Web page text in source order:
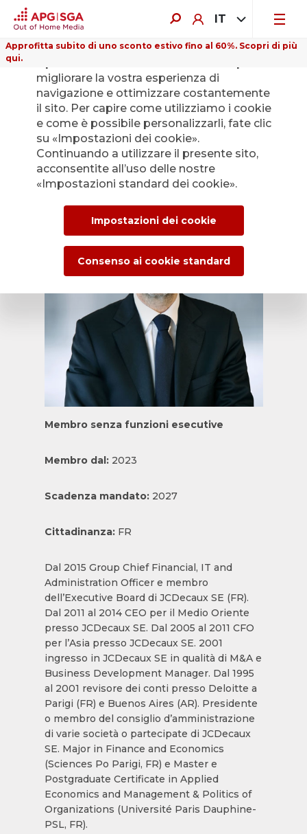
IT
Approfitta subito di uno sconto estivo fino al 60%. Scopri di più
qui.
David Bourg (1969)
Membro senza funzioni esecutive
Membro dal: 2023
Scadenza mandato: 2027
Cittadinanza: FR
Dal 2015 Group Chief Financial, IT and
Administration Officer e membro
dell’Executive Board di JCDecaux SE (FR).
Dal 2011 al 2014 CEO per il Medio Oriente
presso JCDecaux SE. Dal 2005 al 2011 CFO
per l’Asia presso JCDecaux SE. 2001
ingresso in JCDecaux SE in qualità di M&A e
Business Development Manager. Dal 1995
al 2001 revisore dei conti presso Deloitte a
Parigi (FR) e Buenos Aires (AR). Presidente
o membro del consiglio d’amministrazione
di varie società o partecipate di JCDecaux
SE. Major in Finance and Economics
(Sciences Po Parigi, FR) e Master e
Postgraduate Certificate in Applied
Economics and Management & Politics of
Organizations (Université Paris Dauphine-
PSL, FR).
migliorare la vostra esperienza di
navigazione e ottimizzare costantemente
il sito. Per capire come utilizziamo i cookie
e come è possibile personalizzarli, fate clic
su «Impostazioni dei cookie».
Continuando a utilizzare il presente sito,
acconsentite all’uso delle nostre
«Impostazioni standard dei cookie».
Impostazioni dei cookie
Consenso ai cookie standard